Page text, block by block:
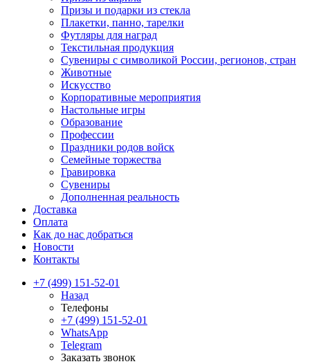
Призы и подарки из стекла
Плакетки, панно, тарелки
Футляры для наград
Текстильная продукция
Сувениры с символикой России, регионов, стран
Животные
Искусство
Корпоративные мероприятия
Настольные игры
Образование
Профессии
Праздники родов войск
Семейные торжества
Гравировка
Сувениры
Дополненная реальность
Доставка
Оплата
Как до нас добраться
Новости
Контакты
+7 (499) 151-52-01
Назад
Телефоны
+7 (499) 151-52-01
WhatsApp
Telegram
Заказать звонок